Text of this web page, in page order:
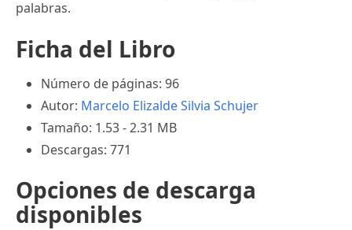
palabras.
Ficha del Libro
Número de páginas: 96
Autor: Marcelo ElizaldeSilvia Schujer
Tamaño: 1.53 - 2.31 MB
Descargas: 771
Opciones de descarga
disponibles